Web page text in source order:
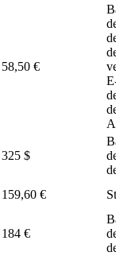
58,50 €
325 $
159,60 €
184 €